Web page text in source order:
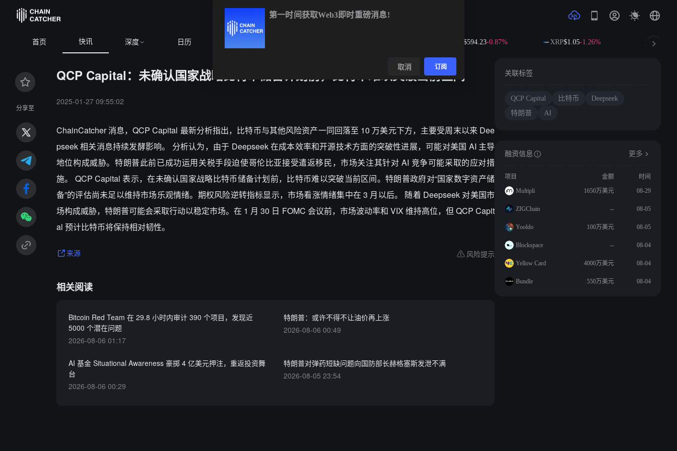
首页 快讯 深度 日历 $594.23-0.87% XRP$1.05-1.26% SOL
分享至
QCP Capital：未确认国家战略比特币储备计划前，比特币难以突破当前区间
2025-01-27 09:55:02
ChainCatcher 消息，QCP Capital 最新分析指出，比特币与其他风险资产一同回落至 10 万美元下方，主要受周末以来 Dee
pseek 相关消息持续发酵影响。 分析认为，由于 Deepseek 在成本效率和开源技术方面的突破性进展，可能对美国 AI 主导
地位构成威胁。特朗普此前已成功运用关税手段迫使哥伦比亚接受遣返移民，市场关注其针对 AI 竞争可能采取的应对措
施。 QCP Capital 表示，在未确认国家战略比特币储备计划前，比特币难以突破当前区间。特朗普政府对“国家数字资产储
备”的评估尚未足以维持市场乐观情绪。期权风险逆转指标显示，市场看涨情绪集中在 3 月以后。 随着 Deepseek 对美国市
场构成威胁，特朗普可能会采取行动以稳定市场。在 1 月 30 日 FOMC 会议前，市场波动率和 VIX 维持高位，但 QCP Capit
al 预计比特币将保持相对韧性。
来源 风险提示
相关阅读
Bitcoin Red Team 在 29.8 小时内审计 390 个项目，发现近
5000 个潜在问题
2026-08-06 01:17
特朗普：或许不得不让油价再上涨
2026-08-06 00:49
AI 基金 Situational Awareness 豪掷 4 亿美元押注，重返投资舞
台
2026-08-06 00:29
特朗普对弹药短缺问题向国防部长赫格塞斯发泄不满
2026-08-05 23:54
关联标签
QCP Capital 比特币
Deepseek
特朗普
AI
融资信息 更多
项目 金额
时间
Multipli
1650万美元 08-29
ZIGChain -- 08-05
Yooldo 100万美元 08-05
Blockspace -- 08-04
Yellow Card 4000万美元 08-04
Bundle 550万美元 08-04
第一时间获取Web3即时重磅消息!
取消 订阅